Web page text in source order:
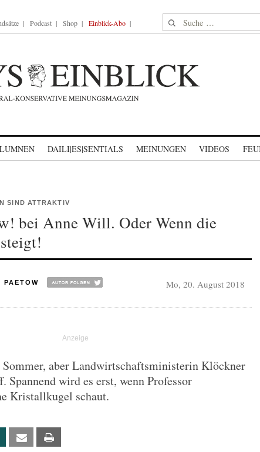
Podcast Shop Einblick-Abo Suche nach:
DAILI|ES|SENTIALS MEINUNGEN VIDEOS
SIND ATTRAKTIV
bei Anne Will. Oder Wenn die
PAETOW Mo, 20. August 2018
aber Landwirtschaftsministerin Klöckner
Spannend wird es erst, wenn Professor
Kristallkugel schaut.
Xing Email